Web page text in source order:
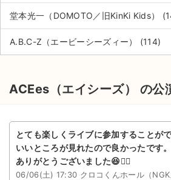
堂本光一（DOMOTO／旧KinKi Kids）
A.B.C-Z（エービーシーズィー） (114)
ACEes（エイシーズ） の公
とても楽しくライブに参加することが
いいところが見れたので良かったです。
ありがとうございました😆🙇‍♀️
06/06(土) 17:30 クロコくんホール（NGK